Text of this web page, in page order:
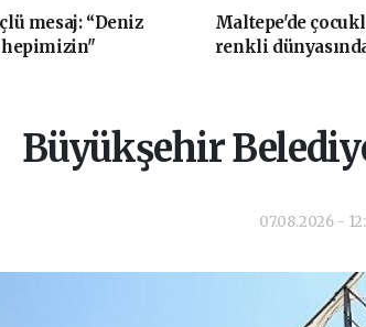
mesaj: “Deniz
hepimizin"
Maltepe'de
renkli
Büyükşehir
07.08.2026 -